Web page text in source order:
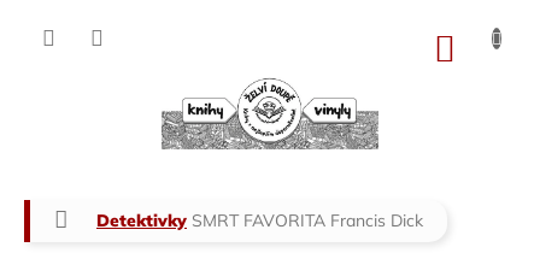
Domů
Detektivky SMRT FAVORITA Francis Dick